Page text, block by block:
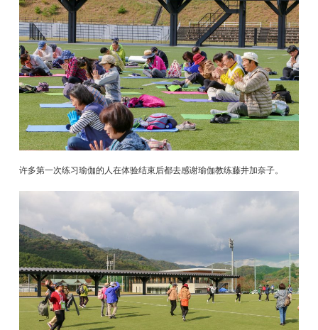
许多第一次练习瑜伽的人在体验结束后都去感谢瑜伽教练藤井加奈子。